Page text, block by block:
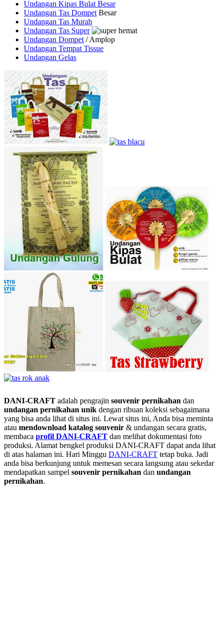
Undangan Kipas Bulat Besar
Undangan Tas DompetBesar
Undangan Tas Murah
Undangan Tas Super
Undangan Dompet/ Amplop
Undangan Tempat Tissue
Undangan Gelas
DANI-CRAFT adalah pengrajin souvenir pernikahan dan
undangan pernikahan unik dengan ribuan koleksi sebagaimana
yang bisa anda lihat di situs ini. Lewat situs ini, Anda bisa meminta
atau mendownload katalog souvenir & undangan secara gratis,
membaca profil DANI-CRAFT dan melihat dokumentasi foto
produksi. Alamat bengkel produksi DANI-CRAFT dapat anda lihat
di atas halaman ini. Hari Minggu DANI-CRAFT tetap buka. Jadi
anda bisa berkunjung untuk memesan secara langsung atau sekedar
mendapatkan sampel souvenir pernikahan dan undangan
pernikahan.